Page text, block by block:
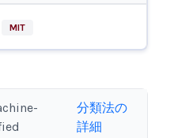
MIT
分類法の
詳細